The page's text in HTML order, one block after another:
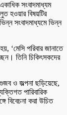
সংবাদমাধ্যম
হওয়ার বিষয়টির
সংবাদমাধ্যমে ভিন্ন
‘মেসি পরিবার জানাতে
তিনি চিকিৎসকদের
ও জল্পনা ছড়িয়েছে,
পারিবারিক
বিবেচনা করা উচিত